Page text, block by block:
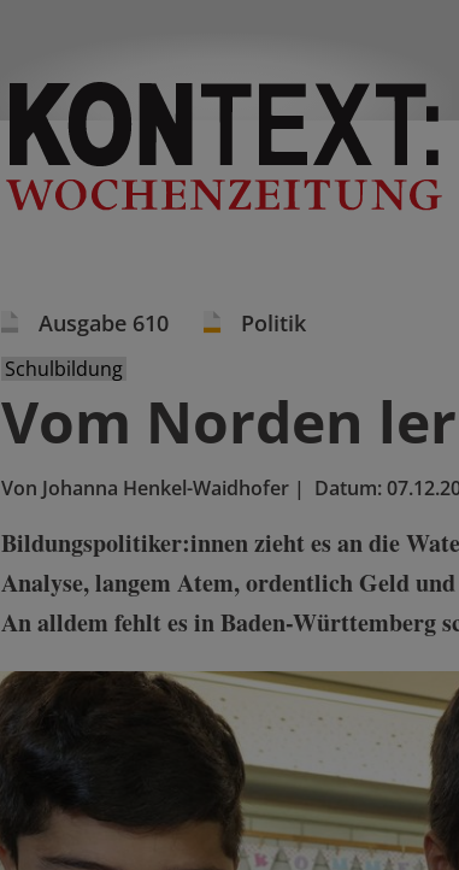
Ausgabe 610 Politik
Schulbildung
Vom Norden
Von Johanna Henkel-Waidhofer | Datum:
Bildungspolitiker:innen zieht es an die
Analyse, langem Atem, ordentlich Geld
An alldem fehlt es in Baden-Württemberg